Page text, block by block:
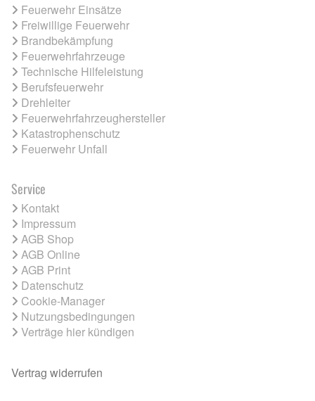
Feuerwehr Einsätze
Freiwillige Feuerwehr
Brandbekämpfung
Feuerwehrfahrzeuge
Technische Hilfeleistung
Berufsfeuerwehr
Drehleiter
Feuerwehrfahrzeughersteller
Katastrophenschutz
Feuerwehr Unfall
Service
Kontakt
Impressum
AGB Shop
AGB Online
AGB Print
Datenschutz
Cookie-Manager
Nutzungsbedingungen
Verträge hier kündigen
Vertrag widerrufen